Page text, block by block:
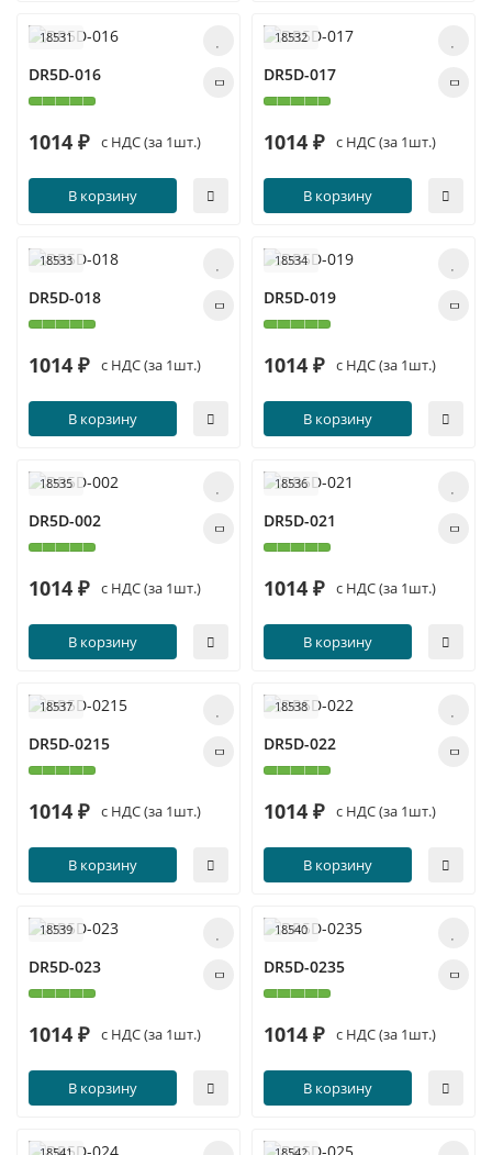
18531
DR5D-016
1014 ₽ с НДС (за 1шт.)
В корзину
18532
DR5D-017
1014 ₽ с НДС (за 1шт.)
В корзину
18533
DR5D-018
1014 ₽ с НДС (за 1шт.)
В корзину
18534
DR5D-019
1014 ₽ с НДС (за 1шт.)
В корзину
18535
DR5D-002
1014 ₽ с НДС (за 1шт.)
В корзину
18536
DR5D-021
1014 ₽ с НДС (за 1шт.)
В корзину
18537
DR5D-0215
1014 ₽ с НДС (за 1шт.)
В корзину
18538
DR5D-022
1014 ₽ с НДС (за 1шт.)
В корзину
18539
DR5D-023
1014 ₽ с НДС (за 1шт.)
В корзину
18540
DR5D-0235
1014 ₽ с НДС (за 1шт.)
В корзину